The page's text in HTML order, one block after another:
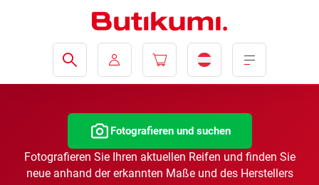
Fotografieren und suchen
Fotografieren Sie Ihren aktuellen Reifen und finden Sie
neue anhand der erkannten Maße und des Herstellers